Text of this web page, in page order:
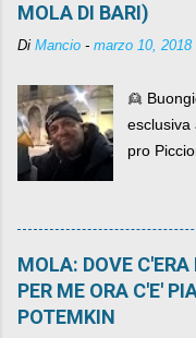
MOLA DI BARI)
Di Mancio - marzo 10, 2018
👱
esclusiva
pro
come
MOLA: DOVE
PER ME ORA C'E'
POTEMKIN